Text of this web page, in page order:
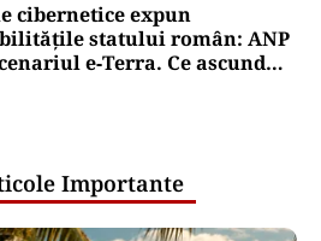
cibernetice expun
statului român: ANP
e‑Terra. Ce ascund
Importante